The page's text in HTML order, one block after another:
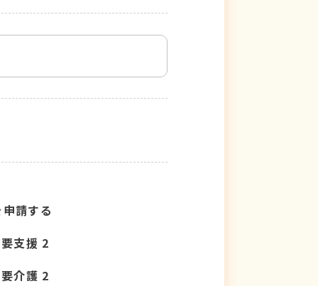
請する
要支援 2
要介護 2